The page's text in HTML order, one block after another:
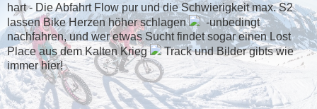
hart - Die Abfahrt Flow pur und die Schwierigkeit max. S2
lassen Bike Herzen höher schlagen
-unbedingt
nachfahren, und wer etwas Sucht findet sogar einen Lost
Place aus dem Kalten Krieg
Track und Bilder gibts wie
immer hier!